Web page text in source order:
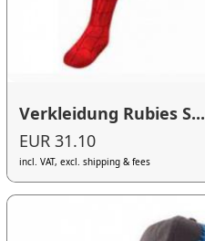
Verkleidung Rubies S...
EUR 31.10
incl. VAT, excl. shipping & fees